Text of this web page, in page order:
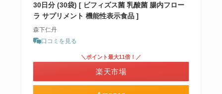
30日分 (30袋) [ ビフィズス菌 乳酸菌 腸内フロー
ラ サプリメント 機能性表示食品 ]
森下仁丹
口コミを見る
＼ポイント最大11倍！／
楽天市場